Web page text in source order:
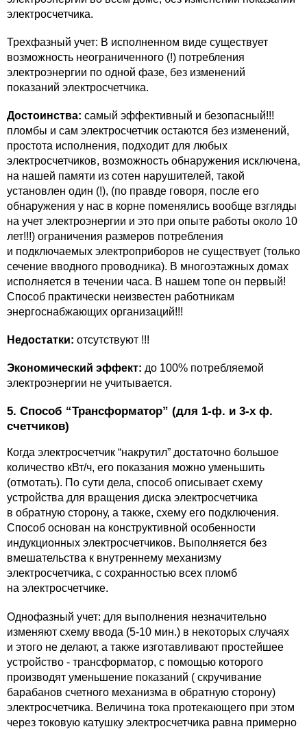
электросчетчика.
Трехфазный учет: В исполненном виде существует
возможность неограниченного (!) потребления
электроэнергии по одной фазе, без изменений
показаний электросчетчика.
Достоинства: самый эффективный и безопасный!!!
пломбы и сам электросчетчик остаются без изменений,
простота исполнения, подходит для любых
электросчетчиков, возможность обнаружения исключена,
на нашей памяти из сотен нарушителей, такой
установлен один (!), (по правде говоря, после его
обнаружения у нас в корне поменялись вообще взгляды
на учет электроэнергии и это при опыте работы около 10
лет!!!) ограничения размеров потребления
и подключаемых электроприборов не существует (только
сечение вводного проводника). В многоэтажных домах
исполняется в течении часа. В нашем топе он первый!
Способ практически неизвестен работникам
энергоснабжающих организаций!!!
Недостатки: отсутствуют !!!
Экономический эффект: до 100% потребляемой
электроэнергии не учитывается.
5. Способ “Трансформатор” (для 1-ф. и 3-х ф.
счетчиков)
Когда электросчетчик “накрутил” достаточно большое
количество кВт/ч, его показания можно уменьшить
(отмотать). По сути дела, способ описывает схему
устройства для вращения диска электросчетчика
в обратную сторону, а также, схему его подключения.
Способ основан на конструктивной особенности
индукционных электросчетчиков. Выполняется без
вмешательства к внутреннему механизму
электросчетчика, с сохранностью всех пломб
на электросчетчике.
Однофазный учет: для выполнения незначительно
изменяют схему ввода (5-10 мин.) в некоторых случаях
и этого не делают, а также изготавливают простейшее
устройство - трансформатор, с помощью которого
производят уменьшение показаний ( скручивание
барабанов счетного механизма в обратную сторону)
электросчетчика. Величина тока протекающего при этом
через токовую катушку электросчетчика равна примерно